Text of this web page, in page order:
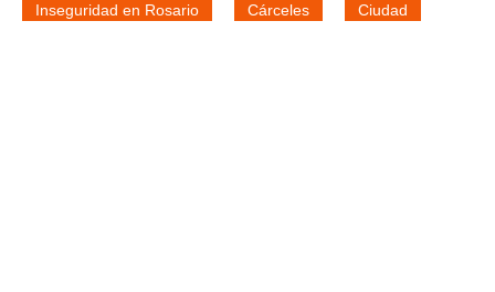
Inseguridad en Rosario Cárceles Ciudad